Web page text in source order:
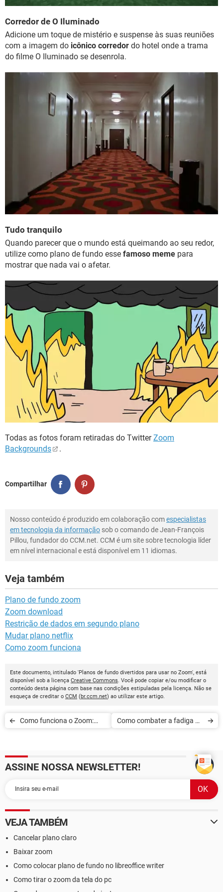
Corredor de O Iluminado
Adicione um toque de mistério e suspense às suas reuniões
com a imagem do icônico corredor do hotel onde a trama
do filme O Iluminado se desenrola.
Tudo tranquilo
Quando parecer que o mundo está queimando ao seu redor,
utilize como plano de fundo esse famoso meme para
mostrar que nada vai o afetar.
Todas as fotos foram retiradas do TwitterZoom
Backgrounds
.
Compartilhar
Nosso conteúdo é produzido em colaboração comespecialistas
em tecnologia da informação sob o comando de Jean-François
Pillou, fundador do CCM.net. CCM é um site sobre tecnologia líder
em nível internacional e está disponível em 11 idiomas.
Veja também
Plano de fundo zoom
Zoom download
Restrição de dados em segundo plano
Mudar plano netflix
Como zoom funciona
Este documento, intitulado 'Planos de fundo divertidos para usar no Zoom', está
disponível sob a licença Creative Commons. Você pode copiar e/ou modificar o
conteúdo desta página com base nas condições estipuladas pela licença. Não se
esqueça de creditar o CCM (br.ccm.net) ao utilizar este artigo.
Como funciona o Zoom:
Como combater a fadiga do
ASSINE NOSSA NEWSLETTER!
VEJA TAMBÉM
Cancelar plano claro
Baixar zoom
Como colocar plano de fundo no libreoffice writer
Como tirar o zoom da tela do pc